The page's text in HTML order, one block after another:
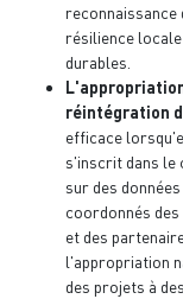
reconnaissance
résilience
durables.
réintégration
efficace
s'inscrit dans le
sur des
coordonnés
et des
l'appropriation
des projets à